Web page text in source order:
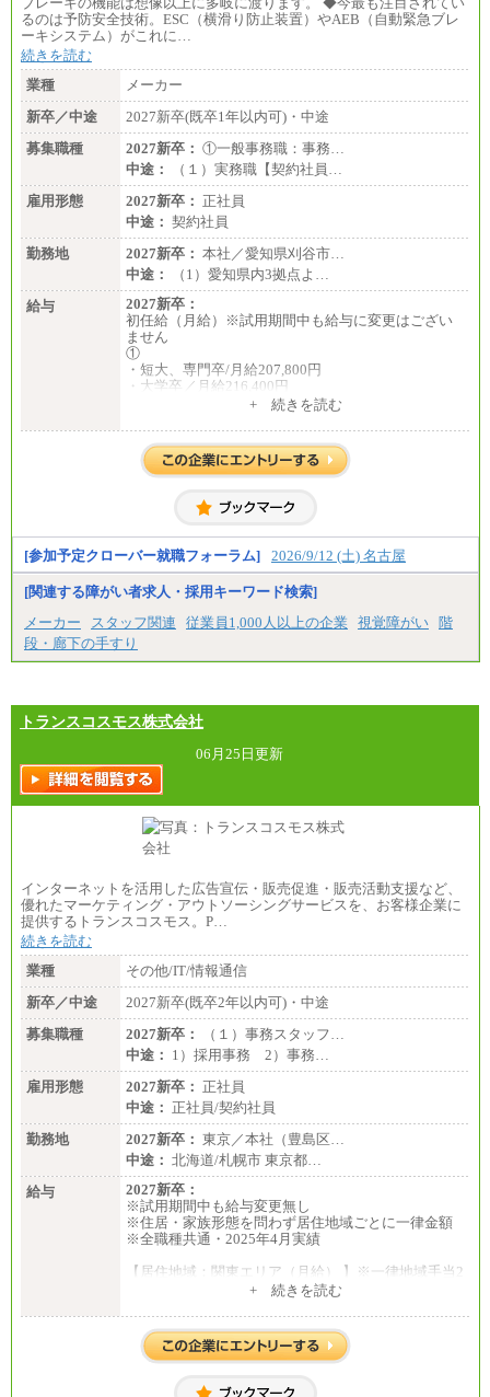
月給：201,000円～
想定年収：360万円～680万円
年収例：
年収例は賞与含む、残業代・家族手当含まず
※キャリアや能力等を考慮の上、当社規定により確
定します
※残業手当：別途支給
※固定給に固定残業代含まず
※試用期間中も給与に変更なし
るのは予防安全技術。ESC（横滑り防止装置）やAEB（自動緊急ブレ
ーキシステム）がこれに…
続きを読む
業種
メーカー
新卒／中途
2027新卒(既卒1年以内可)・中途
募集職種
2027新卒： ①一般事務職：事務…
中途：
（１）実務職【契約社員…
雇用形態
2027新卒： 正社員
中途： 契約社員
勤務地
2027新卒： 本社／愛知県刈谷市…
中途：
（1）愛知県内3拠点よ…
給与
2027新卒：
初任給（月給）※試用期間中も給与に変更はござい
ません
①
・短大、専門卒/月給207,800円
・大学卒／月給216,400円
※大学院修了は大学卒の金額を最低額とし、経験・
す。
②③
・大学卒／月給282,000円
※技術系応募における、博士課程修了は大学卒(また
は修士了)の金額を最低額とし、経験・能力を考慮の
うえ当社規程に基づき決定いたします。
中途：
（1）月給 246,660円
（2）時間給 1,500円/月給モデル\337,000～
+ 続きを読む
[参加予定クローバー就職フォーラム] 2026/9/12 (土) 名古屋
[関連する障がい者求人・採用キーワード検索]
メーカー
スタッフ関連 従業員1,000人以上の企業 視覚障がい 階
段・廊下の手すり
トランスコスモス株式会社
06月25日更新
インターネットを活用した広告宣伝・販売促進・販売活動支援など、
優れたマーケティング・アウトソーシングサービスを、お客様企業に
提供するトランスコスモス。P…
続きを読む
業種
その他/IT/情報通信
新卒／中途
2027新卒(既卒2年以内可)・中途
募集職種
2027新卒：
（１）事務スタッフ…
中途： 1）採用事務 2）事務…
雇用形態
2027新卒： 正社員
中途： 正社員/契約社員
勤務地
2027新卒： 東京／本社（豊島区…
中途： 北海道/札幌市 東京都…
給与
2027新卒：
※試用期間中も給与変更無し
※住居・家族形態を問わず居住地域ごとに一律金額
※全職種共通・2025年4月実績
【居住地域：関東エリア（月給） 】※一律地域手当2
大学卒：250,000円
高専卒：244,800円
短大・専門3年制卒：235,300円
専門1年制卒：212,900円
+ 続きを読む